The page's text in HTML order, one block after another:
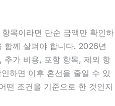
목이라면 단순 금액만 확인하
함께 살펴야 합니다. 2026년
가 비용, 포함 항목, 제외 항
하면 이후 혼선을 줄일 수 있
떤 조건을 기준으로 한 것인지